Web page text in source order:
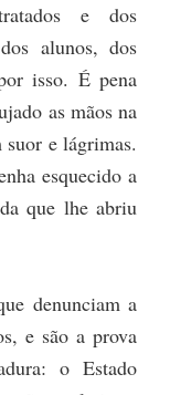
e dos
alunos, dos
isso. É pena
as mãos na
e lágrimas.
esquecido a
que lhe abriu
denunciam a
e são a prova
o Estado